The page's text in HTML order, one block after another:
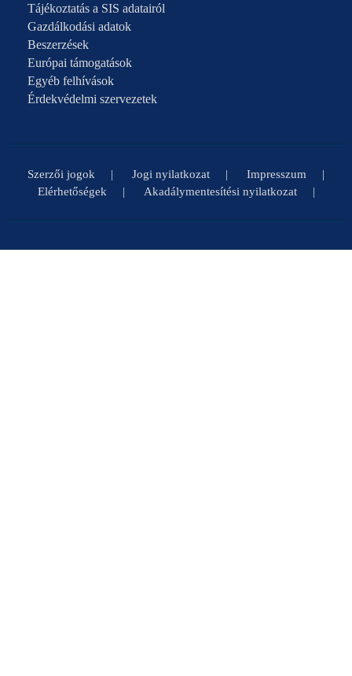
Tájékoztatás a SIS adatairól
Gazdálkodási adatok
Beszerzések
Európai támogatások
Egyéb felhívások
Érdekvédelmi szervezetek
Szerzői jogok Jogi nyilatkozat
Impresszum
Elérhetőségek
Akadálymentesítési nyilatkozat